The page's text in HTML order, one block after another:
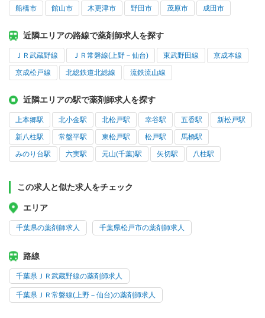
船橋市 館山市 木更津市 野田市 茂原市 成田市
近隣エリアの路線で薬剤師求人を探す
ＪＲ武蔵野線 ＪＲ常磐線(上野－仙台) 東武野田線 京成本線
京成松戸線 北総鉄道北総線 流鉄流山線
近隣エリアの駅で薬剤師求人を探す
上本郷駅 北小金駅 北松戸駅 幸谷駅 五香駅 新松戸駅
新八柱駅 常盤平駅 東松戸駅 松戸駅 馬橋駅
みのり台駅 六実駅 元山(千葉)駅 矢切駅 八柱駅
この求人と似た求人をチェック
エリア
千葉県の薬剤師求人 千葉県松戸市の薬剤師求人
路線
千葉県ＪＲ武蔵野線の薬剤師求人
千葉県ＪＲ常磐線(上野－仙台)の薬剤師求人